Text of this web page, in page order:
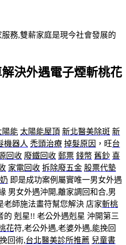
務,雙薪家庭是現今社會發展的
決外遇電子煙斬桃花
陽能 太陽能屋頂 新北醫美除斑 新
機器人 禿頭治療 掉髮原因 ，旺台
回收 廢鐵回收 郵票 錢幣 舊鈔 喜
家電回收 拆除廢五金 股票代墊
即是成功案例屬實唯一男女外遇
男女外遇沖開,離家調回和合,男
老師施法畫符幫您解決 店家斬桃
的 剋星!! 老公外遇剋星 沖開第三
花符,老公外遇,老婆外遇,能挽回
回術,台北醫美診所推薦 兒童書